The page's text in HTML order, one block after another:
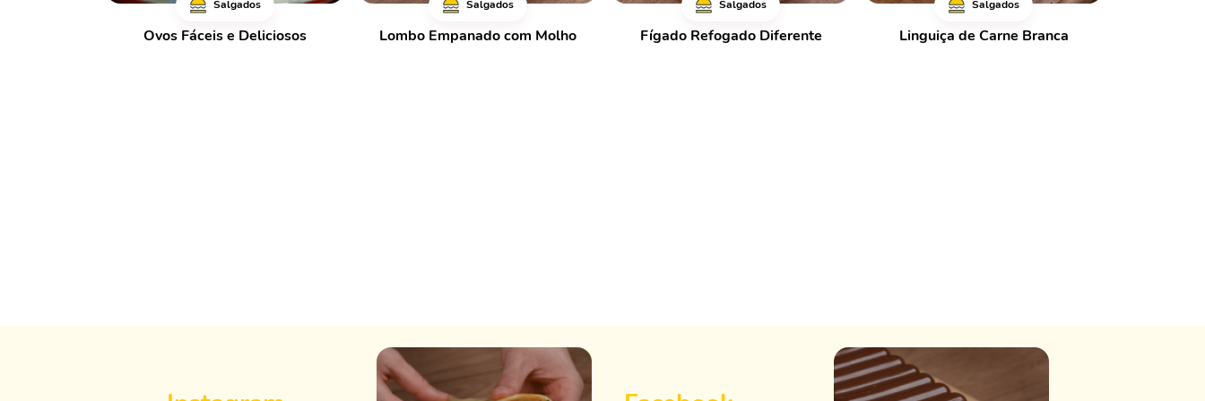
Salgados
Ovos Fáceis e Deliciosos
Salgados
Lombo Empanado com Molho
Salgados
Fígado Refogado Diferente
Salgados
Linguiça de Carne Branca